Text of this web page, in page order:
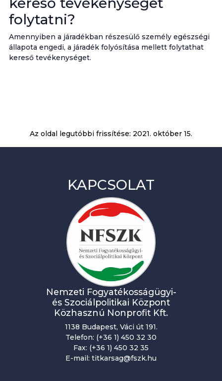
folytatni?
Amennyiben a járadékban részesülő személy egészségi
állapota engedi, a járadék folyósítása mellett folytathat
kereső tevékenységet.
Az oldal legutóbbi frissítése: 2021. október 15.
KAPCSOLAT
Nemzeti Fogyatékosságügyi-
és Szociálpolitikai Központ
Közhasznú Nonprofit Kft.
1138 Budapest, Váci út 191.
Telefon: (+36 1) 450 32 30
Fax: (+36 1) 450 32 35
E-mail: titkarsag@fszk.hu